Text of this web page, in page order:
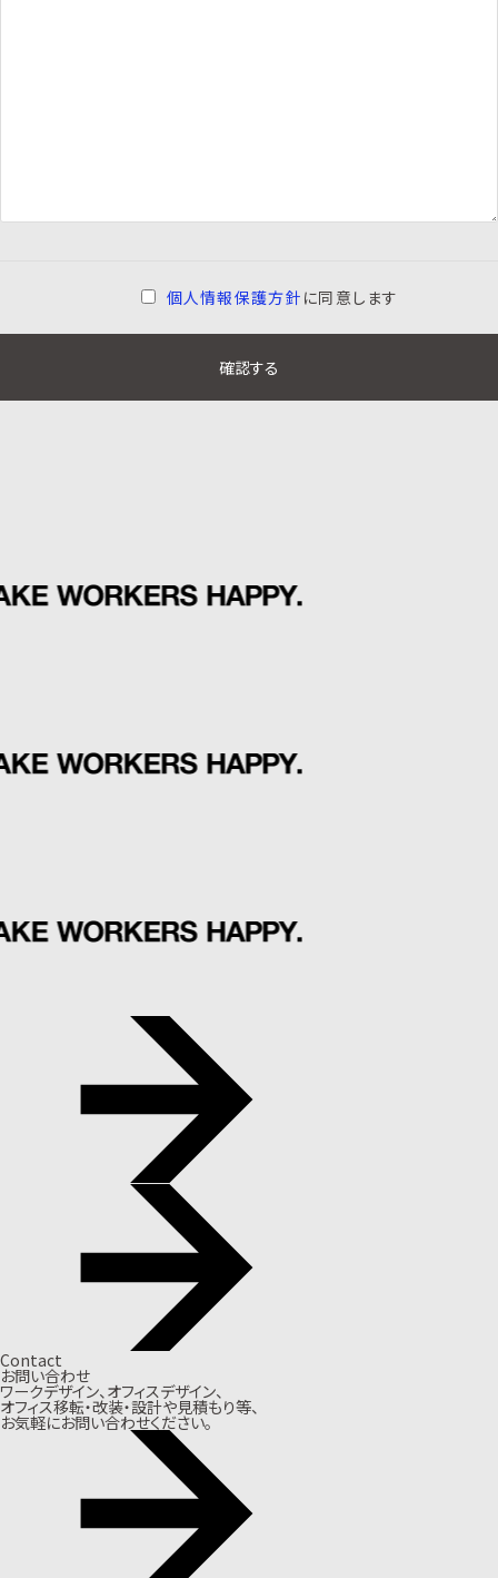
個人情報保護方針 に同意します
Contact
お問い合わせ
ワークデザイン、オフィスデザイン、
オフィス移転・改装・設計や見積もり等、
お気軽にお問い合わせください。